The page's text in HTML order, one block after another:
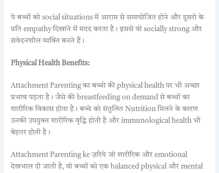
ये बच्चों को social situations में आराम से समायोजित होने और दुसरो के
प्रति empathy दिखाने में मदद करता है। इससे वो socially strong और
संवेदनशील व्यक्ति बनते हैं।
Physical Health Benefits:
Attachment Parenting का बच्चो की physical health पर भी अच्छा
प्रभाव पड़ता है। जैसे की breastfeeding on demand से बच्चों का
शारीरिक विकास होता है। बच्चे को संतुलित Nutrition मिलने के कारण
उनकी उपयुक्त शारीरिक वृद्धि होती है और immunological health भी
बेहतर होती है।
Attachment Parenting ke ज़रिये जो शारीरिक और emotional
देखभाल दी जाती है, वो बच्चों को एक balanced physical और mental